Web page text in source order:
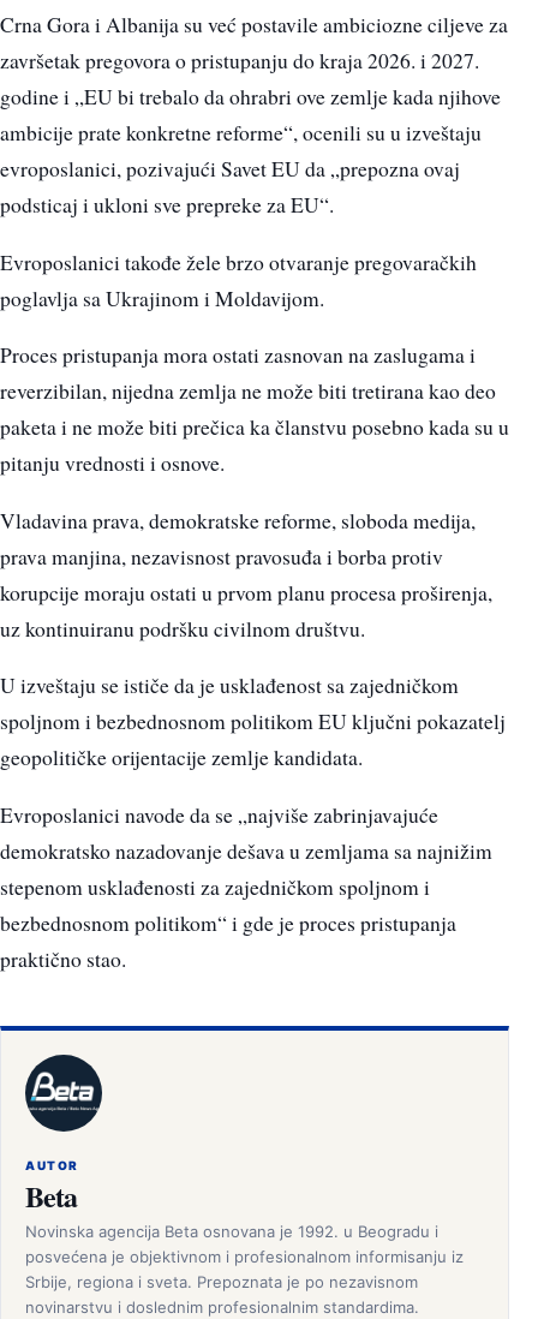
Crna Gora i Albanija su već postavile ambiciozne ciljeve za
završetak pregovora o pristupanju do kraja 2026. i 2027.
godine i „EU bi trebalo da ohrabri ove zemlje kada njihove
ambicije prate konkretne reforme“, ocenili su u izveštaju
evroposlanici, pozivajući Savet EU da „prepozna ovaj
podsticaj i ukloni sve prepreke za EU“.
Evroposlanici takođe žele brzo otvaranje pregovaračkih
poglavlja sa Ukrajinom i Moldavijom.
Proces pristupanja mora ostati zasnovan na zaslugama i
reverzibilan, nijedna zemlja ne može biti tretirana kao deo
paketa i ne može biti prečica ka članstvu posebno kada su u
pitanju vrednosti i osnove.
Vladavina prava, demokratske reforme, sloboda medija,
prava manjina, nezavisnost pravosuđa i borba protiv
korupcije moraju ostati u prvom planu procesa proširenja,
uz kontinuiranu podršku civilnom društvu.
U izveštaju se ističe da je usklađenost sa zajedničkom
spoljnom i bezbednosnom politikom EU ključni pokazatelj
geopolitičke orijentacije zemlje kandidata.
Evroposlanici navode da se „najviše zabrinjavajuće
demokratsko nazadovanje dešava u zemljama sa najnižim
stepenom usklađenosti za zajedničkom spoljnom i
bezbednosnom politikom“ i gde je proces pristupanja
praktično stao.
AUTOR
Beta
Novinska agencija Beta osnovana je 1992. u Beogradu i
posvećena je objektivnom i profesionalnom informisanju iz
Srbije, regiona i sveta. Prepoznata je po nezavisnom
novinarstvu i doslednim profesionalnim standardima.